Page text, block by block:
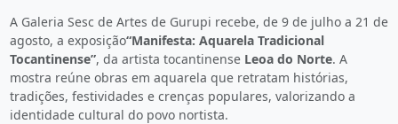
A Galeria Sesc de Artes de Gurupi recebe, de 9 de julho a 21 de
agosto, a exposição“Manifesta: Aquarela Tradicional
Tocantinense”, da artista tocantinense Leoa do Norte. A
mostra reúne obras em aquarela que retratam histórias,
tradições, festividades e crenças populares, valorizando a
identidade cultural do povo nortista.